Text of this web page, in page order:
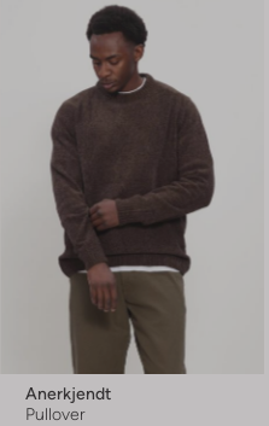
Anerkjendt
Pullover